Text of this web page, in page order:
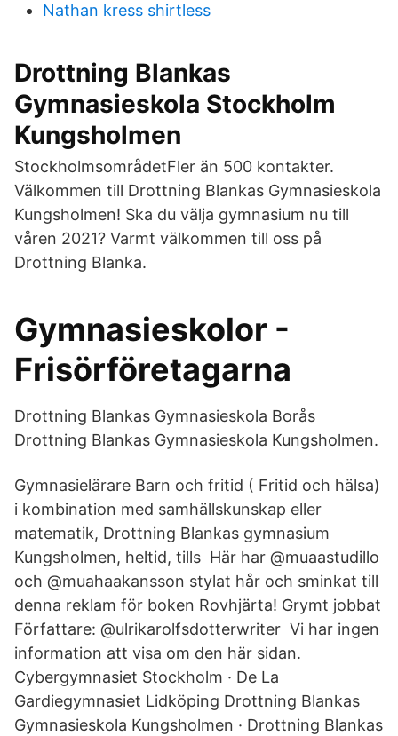
Nathan kress shirtless
Drottning Blankas
Gymnasieskola Stockholm
Kungsholmen
StockholmsområdetFler än 500 kontakter.
Välkommen till Drottning Blankas Gymnasieskola
Kungsholmen! Ska du välja gymnasium nu till
våren 2021? Varmt välkommen till oss på
Drottning Blanka.
Gymnasieskolor -
Frisörföretagarna
Drottning Blankas Gymnasieskola Borås
Drottning Blankas Gymnasieskola Kungsholmen.
Gymnasielärare Barn och fritid ( Fritid och hälsa)
i kombination med samhällskunskap eller
matematik, Drottning Blankas gymnasium
Kungsholmen, heltid, tills Här har @muaastudillo
och @muahaakansson stylat hår och sminkat till
denna reklam för boken Rovhjärta! Grymt jobbat
Författare: @ulrikarolfsdotterwriter Vi har ingen
information att visa om den här sidan.
Cybergymnasiet Stockholm · De La
Gardiegymnasiet Lidköping Drottning Blankas
Gymnasieskola Kungsholmen · Drottning Blankas